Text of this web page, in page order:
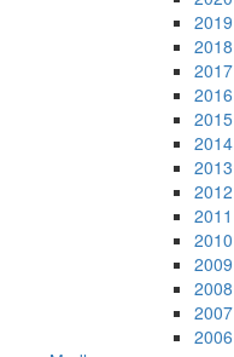
2019
2018
2017
2016
2015
2014
2013
2012
2011
2010
2009
2008
2007
2006